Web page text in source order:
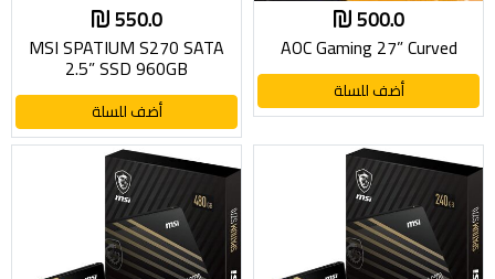
500.0
AOC Gaming 27” Curved
أضف للسلة
550.0
MSI SPATIUM S270 SATA
2.5” SSD 960GB
أضف للسلة